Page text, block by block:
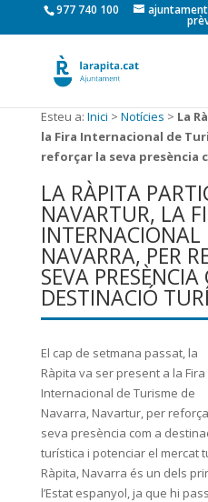
977 740 100
Esteu a: Inici > Notícies > La
la Fira Internacional de
reforçar la seva presència
LA RÀPITA
NAVARTUR, LA
INTERNACIONAL
NAVARRA, PER
SEVA
DESTINACIÓ
El cap de setmana passat, la
Ràpita va ser present a la Fira
Internacional de Turisme de
Navarra, Navartur, per
seva presència com a
turística i potenciar el mercat
Ràpita, Navarra és un dels
l’Estat espanyol, ja que hi